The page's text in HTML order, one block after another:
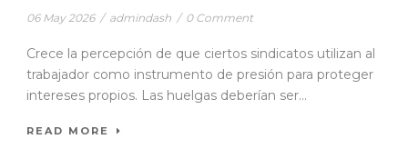
06 May 2026 / admindash / 0 Comment
Crece la percepción de que ciertos sindicatos utilizan al
trabajador como instrumento de presión para proteger
intereses propios. Las huelgas deberían ser...
READ MORE